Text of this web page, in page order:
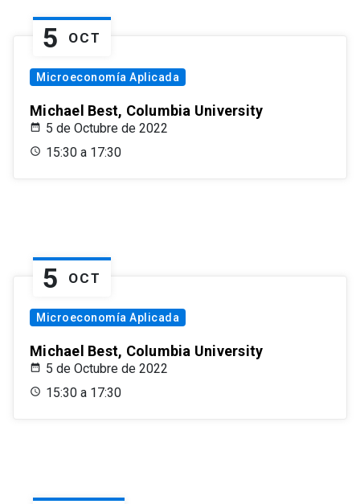
5 OCT
Microeconomía Aplicada
Michael Best, Columbia University
5 de Octubre de 2022
15:30 a 17:30
5 OCT
Microeconomía Aplicada
Michael Best, Columbia University
5 de Octubre de 2022
15:30 a 17:30